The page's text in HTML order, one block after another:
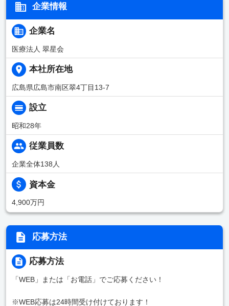
企業情報
企業名
医療法人 翠星会
本社所在地
広島県広島市南区翠4丁目13-7
設立
昭和28年
従業員数
企業全体138人
資本金
4,900万円
応募方法
応募方法
「WEB」または「お電話」でご応募ください！
※WEB応募は24時間受け付けております！